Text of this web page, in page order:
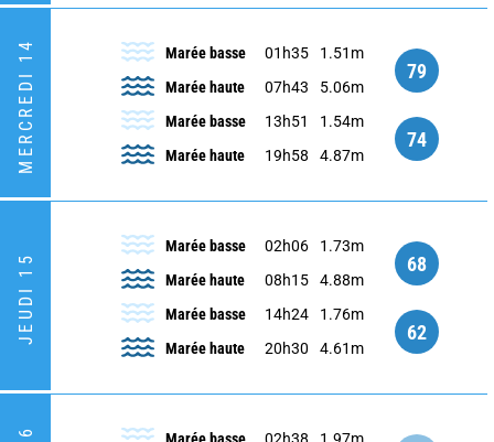
MERCREDI 14 Marée basse 01h35
1.51m
Marée haute
07h43 5.06m
79
Marée basse 13h51
1.54m
Marée haute
19h58 4.87m
74
JEUDI 15
Marée basse 02h06
1.73m
Marée haute
08h15 4.88m
68
Marée basse 14h24
1.76m
Marée haute
20h30 4.61m
62